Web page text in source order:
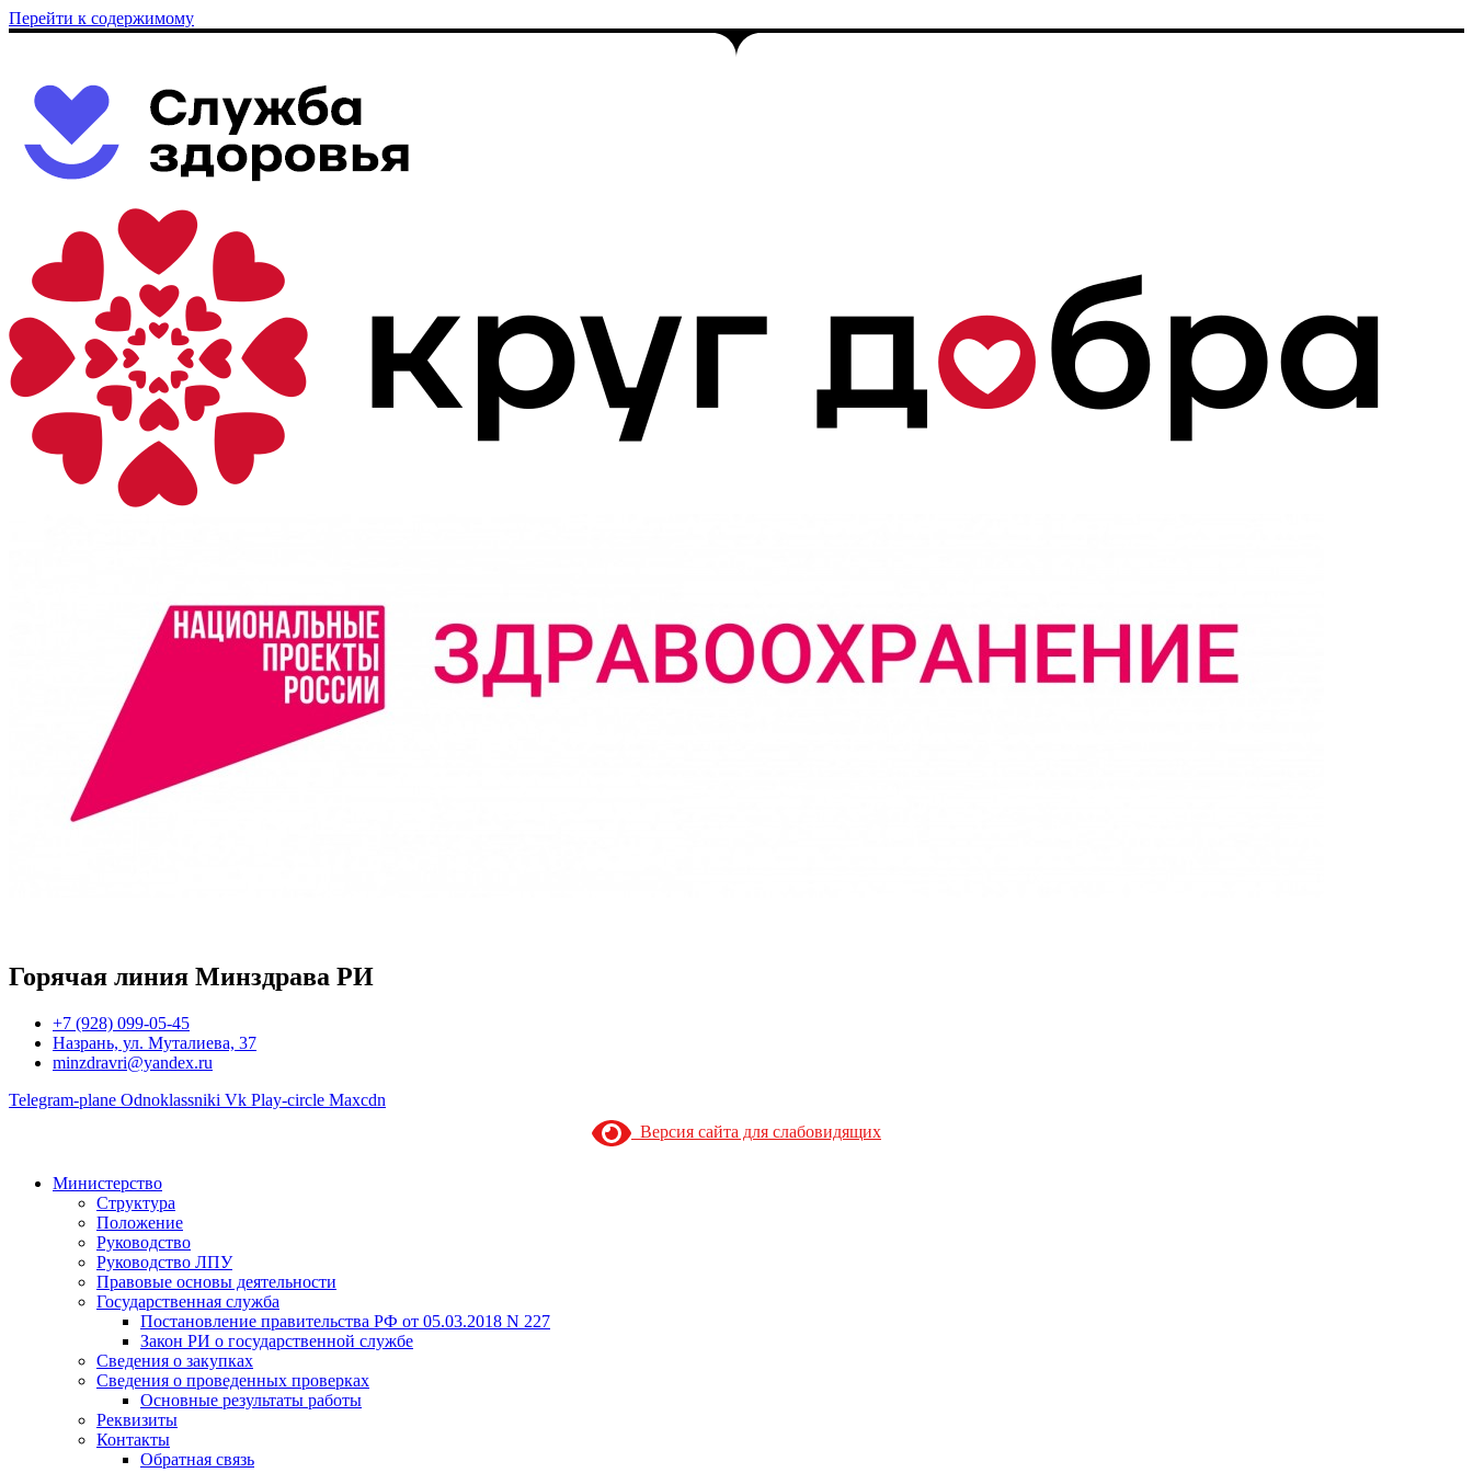
Перейти к содержимому
Горячая линия Минздрава РИ
+7 (928) 099-05-45
Назрань, ул. Муталиева, 37
minzdravri@yandex.ru
Telegram-plane Odnoklassniki Vk Play-circle Maxcdn
Версия сайта для слабовидящих
Министерство
Структура
Положение
Руководство
Руководство ЛПУ
Правовые основы деятельности
Государственная служба
Постановление правительства РФ от 05.03.2018 N 227
Закон РИ о государственной службе
Сведения о закупках
Сведения о проведенных проверках
Основные результаты работы
Реквизиты
Контакты
Обратная связь